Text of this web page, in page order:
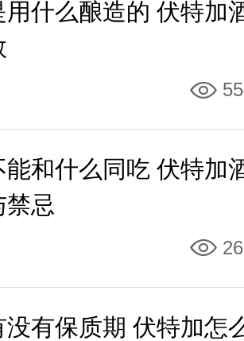
用什么酿造的 伏特加
能和什么同吃 伏特加
禁忌
没有保质期 伏特加怎